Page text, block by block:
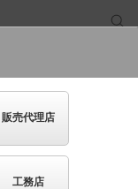
販売代理店
工務店